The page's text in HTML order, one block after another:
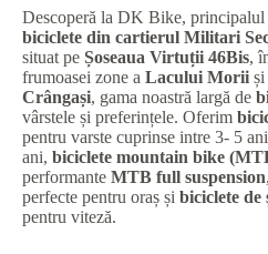
Descoperă la DK Bike, principalul
biciclete din cartierul Militari
situat pe Șoseaua Virtuții 46Bis,
frumoasei zone a Lacului Morii și
Crângași, gama noastră largă de
vârstele și preferințele. Oferim
pentru varste cuprinse intre 3- 5
ani, biciclete mountain bike
performante MTB full suspension,
perfecte pentru oraș și biciclete de
pentru viteză.